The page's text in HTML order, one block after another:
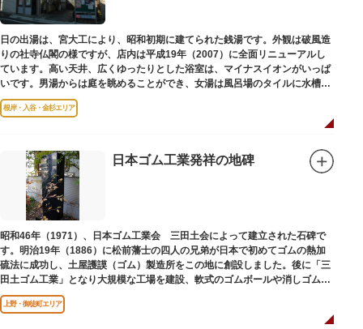
日の出湯は、宮大工により、昭和初期に建てられた銭湯です。外観は破風造
りの社寺仏閣の様ですが、店内は平成19年（2007）に全面リニューアルし
ています。高い天井、広くゆったりとした浴室は、マイナスイオンがいっぱ
いです。男湯からは庭を眺めることができ、女湯は風呂場のタイルに水槽が
はめ込まれ、可愛い金魚が泳いでいます。
根岸・入谷・金杉エリア
日本ゴム工業発祥の地碑
昭和46年（1971）、日本ゴム工業会 三田土会によって建立された石碑で
す。明治19年（1886）に松前藩士の四人の兄弟が日本で初めてゴムの熱加
硫法に成功し、土屋護謨（ゴム）製造所をこの地に創設しました。後に「三
田土ゴム工業」となり大規模な工場を建設、軟式のゴムボールや消しゴムな
ど新しいゴム製品を次々に開発しました。
上野・御徒町エリア